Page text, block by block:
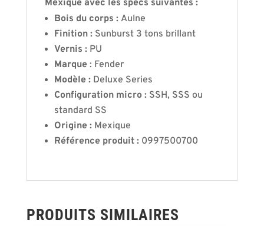
Mexique avec les specs suivantes :
Bois du corps : Aulne
Finition : Sunburst 3 tons brillant
Vernis :PU
Marque: Fender
Modèle :Deluxe Series
Configuration micro : SSH, SSS ou
standard SS
Origine : Mexique
Référence produit :0997500700
PRODUITS SIMILAIRES